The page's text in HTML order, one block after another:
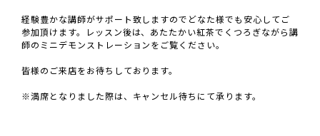
経験豊かな講師がサポート致しますのでどなた様でも安心してご
参加頂けます。レッスン後は、あたたかい紅茶でくつろぎながら講
師のミニデモンストレーションをご覧ください。
皆様のご来店をお待ちしております。
※満席となりました際は、キャンセル待ちにて承ります。